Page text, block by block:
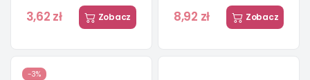
3,62 zł Zobacz 8,92 zł Zobacz
-3%